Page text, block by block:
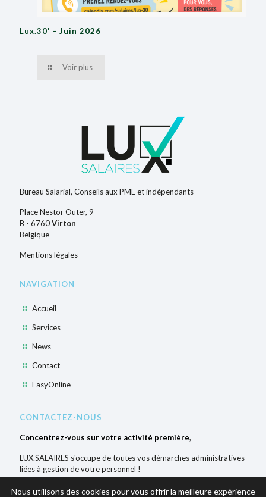
Lux.30′ – Juin 2026
Voir plus
Bureau Salarial, Conseils aux PME et indépendants
Place Nestor Outer, 9
B - 6760Virton
Belgique
Mentions légales
NAVIGATION
Accueil
Services
News
Contact
EasyOnline
CONTACTEZ-NOUS
Concentrez-vous sur votre activité première,
LUX.SALAIRES s'occupe de toutes vos démarches administratives
liées à gestion de votre personnel !
Téléphone:+32 63 58 86 02
Nous utilisons des cookies pour vous offrir la meilleure expérience